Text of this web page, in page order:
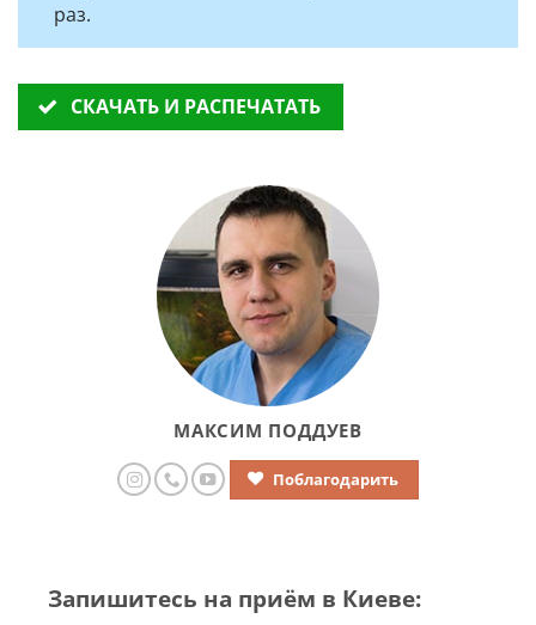
раз.
СКАЧАТЬ И РАСПЕЧАТАТЬ
МАКСИМ ПОДДУЕВ
Поблагодарить
Запишитесь на приём в Киеве: